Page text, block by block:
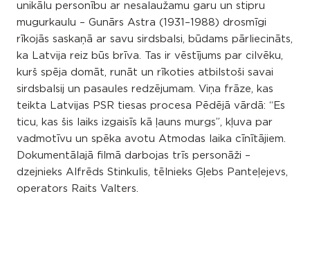
unikālu personību ar nesalaužamu garu un stipru
mugurkaulu – Gunārs Astra (1931–1988) drosmīgi
rīkojās saskaņā ar savu sirdsbalsi, būdams pārliecināts,
ka Latvija reiz būs brīva. Tas ir vēstījums par cilvēku,
kurš spēja domāt, runāt un rīkoties atbilstoši savai
sirdsbalsij un pasaules redzējumam. Viņa frāze, kas
teikta Latvijas PSR tiesas procesa Pēdējā vārdā: “Es
ticu, kas šis laiks izgaisīs kā ļauns murgs”, kļuva par
vadmotīvu un spēka avotu Atmodas laika cīnītājiem.
Dokumentālajā filmā darbojas trīs personāži –
dzejnieks Alfrēds Stinkulis, tēlnieks Gļebs Panteļejevs,
operators Raits Valters.